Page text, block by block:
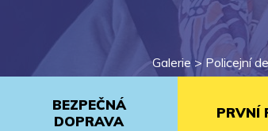
Galerie >Policejní
BEZPEČNÁ
DOPRAVA
PRVNÍ